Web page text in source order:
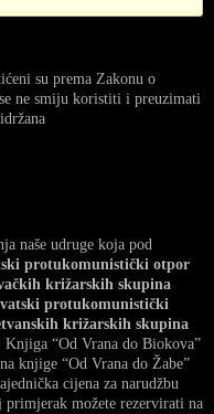
su prema Zakonu o
ne smiju koristiti i preuzimati
naše udruge koja pod
protukomunistički otpor
križarskih skupina
protukomunistički
križarskih skupina
“Od Vrana do Biokova”
knjige “Od Vrana do Žabe”
cijena za narudžbu
primjerak možete rezervirati na